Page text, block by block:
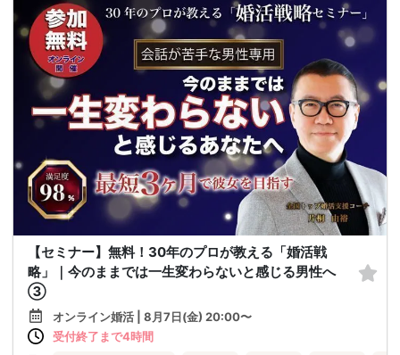
【セミナー】無料！30年のプロが教える「婚活戦
略」｜今のままでは一生変わらないと感じる男性へ
③
オンライン婚活 | 8月7日(金) 20:00〜
受付終了まで4時間